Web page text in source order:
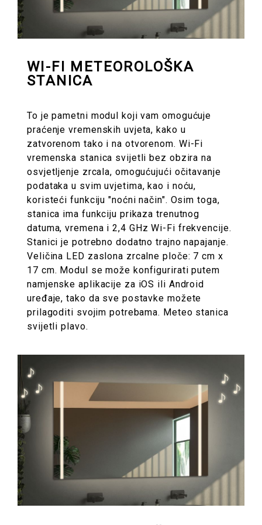
WI-FI METEOROLOŠKA
STANICA
To je pametni modul koji vam omogućuje
praćenje vremenskih uvjeta, kako u
zatvorenom tako i na otvorenom. Wi-Fi
vremenska stanica svijetli bez obzira na
osvjetljenje zrcala, omogućujući očitavanje
podataka u svim uvjetima, kao i noću,
koristeći funkciju "noćni način". Osim toga,
stanica ima funkciju prikaza trenutnog
datuma, vremena i 2,4 GHz Wi-Fi frekvencije.
Stanici je potrebno dodatno trajno napajanje.
Veličina LED zaslona zrcalne ploče: 7 cm x
17 cm. Modul se može konfigurirati putem
namjenske aplikacije za iOS ili Android
uređaje, tako da sve postavke možete
prilagoditi svojim potrebama. Meteo stanica
svijetli plavo.